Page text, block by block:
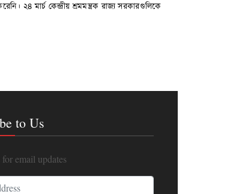
২৪ মার্চ কেন্দ্রীয় শ্রমমন্ত্রক রাজ্য সরকারগুলিকে
to Us
for email updates